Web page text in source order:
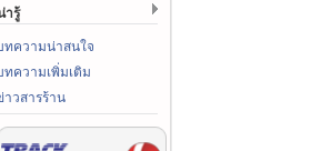
ารู้
ทความน่าสนใจ
ทความเพิ่มเติม
าวสารร้าน